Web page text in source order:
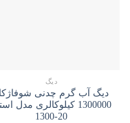
دیگ
دیگ آب گرم چدنی
1300000 کیلوکالری مدل
20-1300